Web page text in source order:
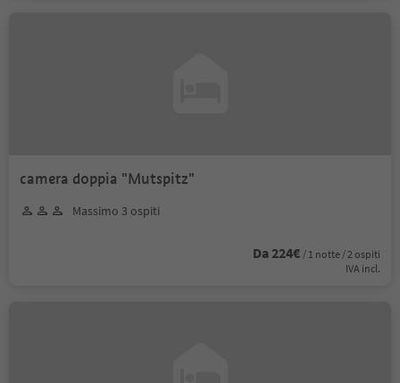
camera doppia "Mutspitz"
Massimo 3 ospiti
Da 224€ / 1 notte / 2 ospiti
IVA incl.